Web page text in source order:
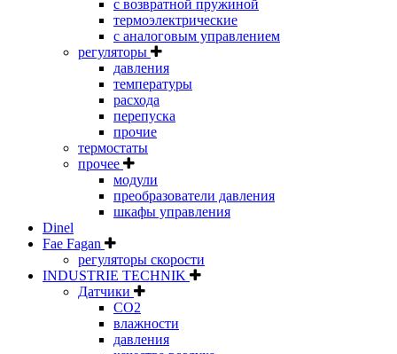
с возвратной пружиной
термоэлектрические
с аналоговым управлением
регуляторы
давления
температуры
расхода
перепуска
прочие
термостаты
прочее
модули
преобразователи давления
шкафы управления
Dinel
Fae Fagan
регуляторы скорости
INDUSTRIE TECHNIK
Датчики
CO2
влажности
давления